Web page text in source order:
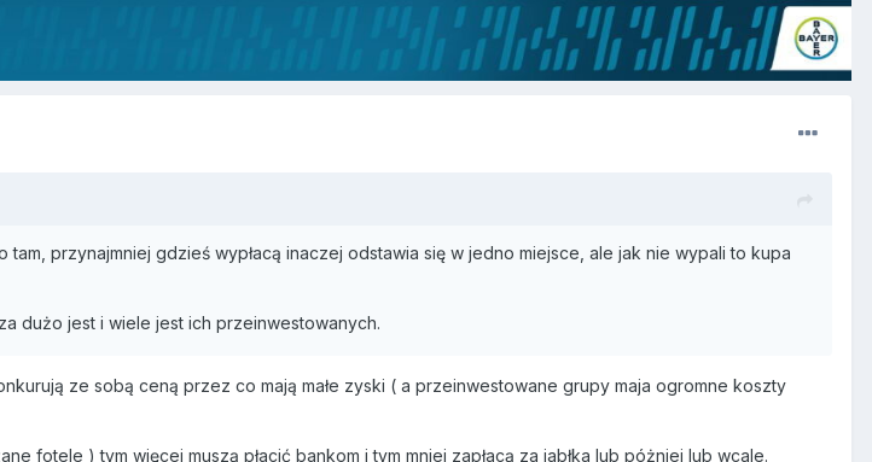
przynajmniej gdzieś wypłacą inaczej odstawia się w jedno miejsce, ale jak nie wypali to kupa
dużo jest i wiele jest ich przeinwestowanych.
ze sobą ceną przez co mają małe zyski ( a przeinwestowane grupy maja ogromne koszty
fotele ) tym więcej muszą płacić bankom i tym mniej zapłacą za jabłka lub póżniej lub wcale.